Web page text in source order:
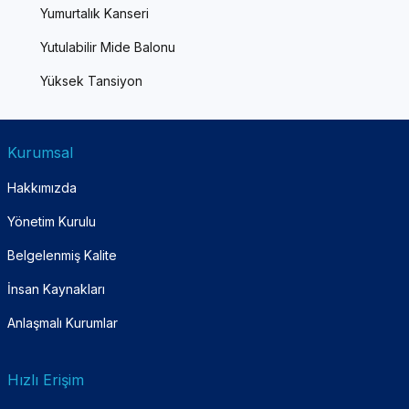
Yumurtalık Kanseri
Yutulabilir Mide Balonu
Yüksek Tansiyon
Kurumsal
Hakkımızda
Yönetim Kurulu
Belgelenmiş Kalite
İnsan Kaynakları
Anlaşmalı Kurumlar
Hızlı Erişim